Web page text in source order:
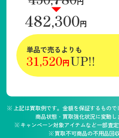
482,300円
単品で売るよりも
31,520円UP!!
上記は買取例です。金額を保証するもの
商品状態・買取強化状況に変動
キャンペーン対象アイテムなど一部査
買取不可商品の不用品回